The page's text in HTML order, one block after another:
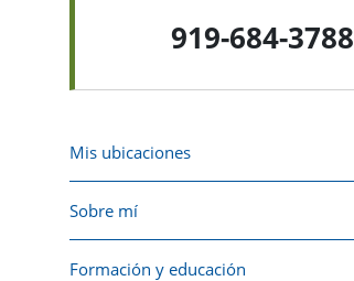
919-684-3788
Mis ubicaciones
Sobre mí
Formación y educación